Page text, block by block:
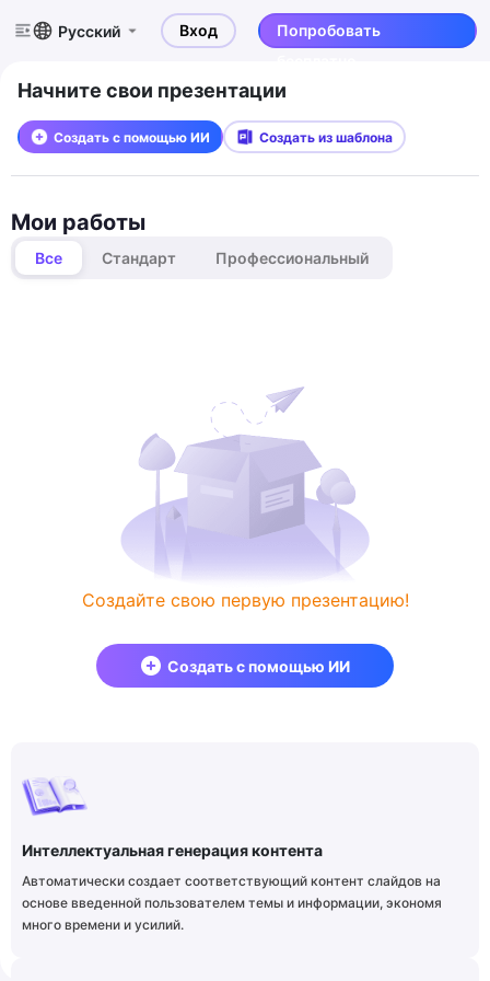
Русский Вход
Попробовать
Начните свои презентации
Создать с помощью ИИ Создать из шаблона
Мои работы
Все Стандарт Профессиональный
Создайте свою первую презентацию!
Создать с помощью ИИ
Интеллектуальная генерация контента
Автоматически создает соответствующий контент слайдов на
основе введенной пользователем темы и информации, экономя
много времени и усилий.